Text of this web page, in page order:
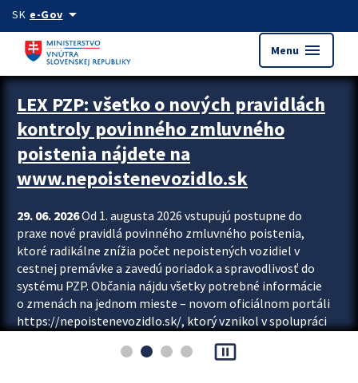
Preskocit na hlavný obsah
SK e-Govarrow_drop_down
Menu menu
Zastavit automatický posun upútavok
LEX PZP: všetko o nových pravidlách
kontroly povinného zmluvného
poistenia nájdete na
www.nepoistenevozidlo.sk
29. 06. 2026Od 1. augusta 2026 vstupujú postupne do
praxe nové pravidlá povinného zmluvného poistenia,
ktoré radikálne znížia počet nepoistených vozidiel v
cestnej premávke a zavedú poriadok a spravodlivosť do
systému PZP. Občania nájdu všetky potrebné informácie
o zmenách na jednom mieste – novom oficiálnom portáli
https://nepoistenevozidlo.sk/, ktorý vznikol v spolupráci
asociácie poisťovní (SLASPO) a Ministerstva vnútra SR.
pause_presentation